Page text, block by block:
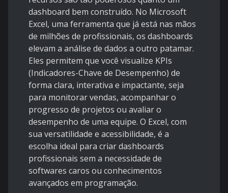
dashboard bem construído. No Microsoft
Excel, uma ferramenta que já está nas mãos
de milhões de profissionais, os dashboards
elevam a análise de dados a outro patamar.
Eles permitem que você visualize KPIs
(Indicadores-Chave de Desempenho) de
forma clara, interativa e impactante, seja
para monitorar vendas, acompanhar o
progresso de projetos ou avaliar o
desempenho de uma equipe. O Excel, com
sua versatilidade e acessibilidade, é a
escolha ideal para criar dashboards
profissionais sem a necessidade de
softwares caros ou conhecimentos
avançados em programação.